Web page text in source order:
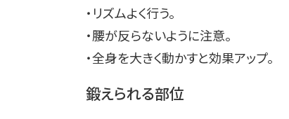
・リズムよく行う。
・腰が反らないように注意。
・全身を大きく動かすと効果アップ。
鍛えられる部位